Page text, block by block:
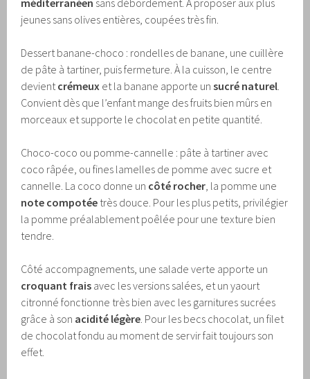
jeunes sans olives entières, coupées très fin.
Dessert banane-choco : rondelles de banane, une cuillère
de pâte à tartiner, puis fermeture. À la cuisson, le centre
devient crémeux et la banane apporte unsucré naturel
Convient dès que l’enfant mange des fruits bien mûrs en
morceaux et supporte le chocolat en petite quantité.
Choco-coco ou pomme-cannelle : pâte à tartiner avec
coco râpée, ou fines lamelles de pomme avec sucre et
cannelle. La coco donne un côté rocher , la pomme une
note compotée très douce. Pour les plus petits, privilégier
la pomme préalablement poêlée pour une texture bien
tendre.
Côté accompagnements, une salade verte apporte un
croquant frais avec les versions salées, et un yaourt
citronné fonctionne très bien avec les garnitures sucrées
grâce à son acidité légère . Pour les becs chocolat, un filet
de chocolat fondu au moment de servir fait toujours son
effet.